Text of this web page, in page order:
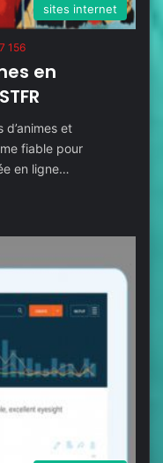
sites internet
7 156
en
et
fiable pour
en ligne…